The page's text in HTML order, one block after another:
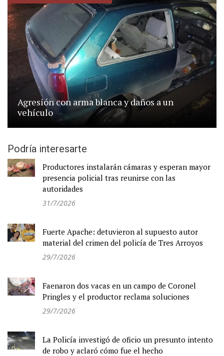
Agresión con arma blanca y daños a un
vehículo
Podría interesarte
Productores instalarán cámaras y esperan mayor
presencia policial tras reunirse con las
autoridades
31/7/2026
Fuerte Apache: detuvieron al supuesto autor
material del crimen del policía de Tres Arroyos
29/7/2026
Faenaron dos vacas en un campo de Coronel
Pringles y el productor reclama soluciones
29/7/2026
La Policía investigó de oficio un presunto intento
de robo y aclaró cómo fue el hecho